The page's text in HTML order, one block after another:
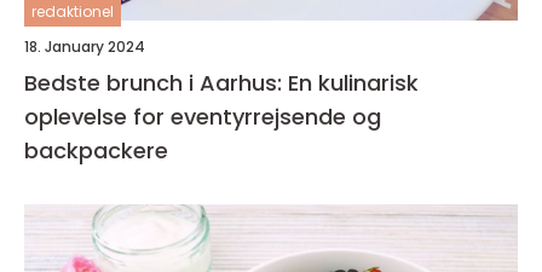
redaktionel
18. January 2024
Bedste brunch i Aarhus: En kulinarisk
oplevelse for eventyrrejsende og
backpackere